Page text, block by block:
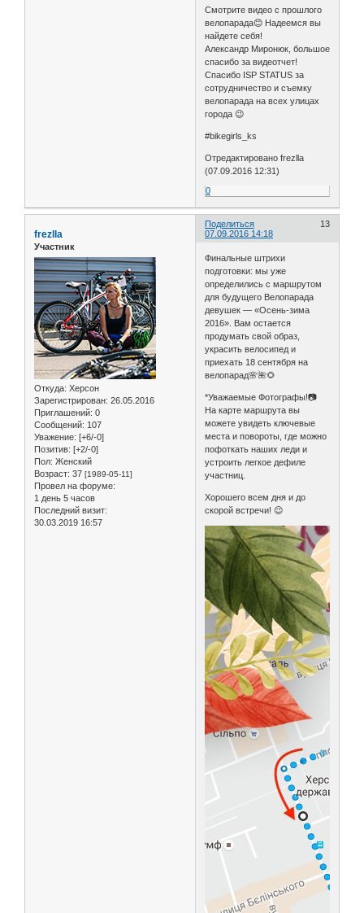
Смотрите видео с прошлого
велопарада😊 Надеемся вы
найдете себя!
Александр Миронюк, большое
спасибо за видеотчет!
Спасибо ISP STATUS за
сотрудничество и съемку
велопарада на всех улицах
города 😉
#bikegirls_ks
Отредактировано frezlla
(07.09.2016 12:31)
0
Поделиться
13
07.09.2016 14:18
frezlla
Участник
Откуда: Херсон
Зарегистрирован: 26.05.2016
Приглашений: 0
Сообщений: 107
Уважение: [+6/-0]
Позитив: [+2/-0]
Пол: Женский
Возраст: 37 [1989-05-11]
Провел на форуме:
1 день 5 часов
Последний визит:
30.03.2019 16:57
Финальные штрихи
подготовки: мы уже
определились с маршрутом
для будущего Велопарада
девушек — «Осень-зима
2016». Вам остается
продумать свой образ,
украсить велосипед и
приехать 18 сентября на
велопарад🌸🌺🌻
*Уважаемые Фотографы!📷
На карте маршрута вы
можете увидеть ключевые
места и повороты, где можно
пофоткать наших леди и
устроить легкое дефиле
участниц.
Хорошего всем дня и до
скорой встречи! 😉